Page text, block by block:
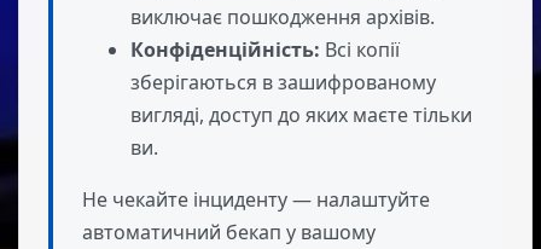
виключає пошкодження архівів.
Конфіденційність: Всі копії
зберігаються в зашифрованому
вигляді, доступ до яких маєте тільки
ви.
Не чекайте інциденту — налаштуйте
автоматичний бекап у вашому